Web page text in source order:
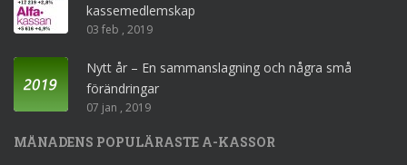
kassemedlemskap
03 feb , 2019
Nytt år – En sammanslagning och några små
förändringar
07 jan , 2019
MÅNADENS POPULÄRASTE A-KASSOR